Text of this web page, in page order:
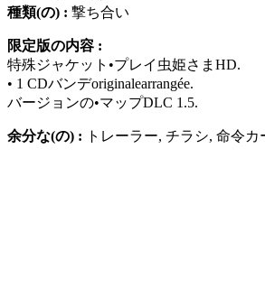
種類(の) : 撃ち合い
限定版の内容 :
特殊ジャケット•プレイ虫姫さまHD.
• 1 CDバンデoriginalearrangée.
バージョンの•マップDLC 1.5.
余分な(の) : トレーラー, チラシ, 命令